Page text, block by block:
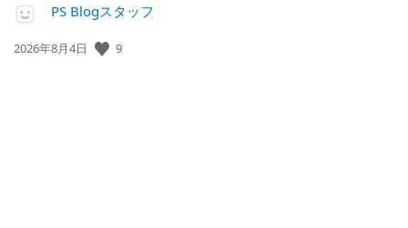
PS Blogスタッフ
公
2026年8月4日 9